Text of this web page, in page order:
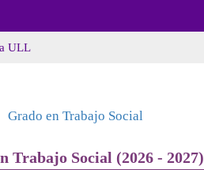
ULL
Grado en Trabajo Social
Trabajo Social (2026 - 2027)